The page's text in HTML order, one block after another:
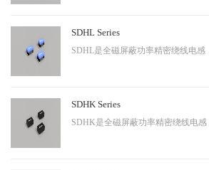
SDHL Series
SDHK Series